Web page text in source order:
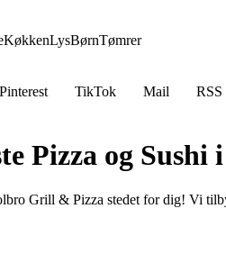
KøkkenLysBørnTømrer
Pinterest TikTok Mail
RSS
Pizza og Sushi
Grill & Pizza stedet for dig! Vi